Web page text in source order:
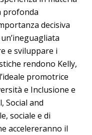
profonda
decisiva
e sviluppare i
rendono Kelly,
promotrice
e Inclusione e
Social and
sociale e di
accelereranno il